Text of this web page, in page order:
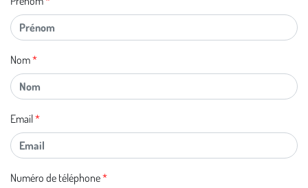
Nom
Email
Numéro de téléphone